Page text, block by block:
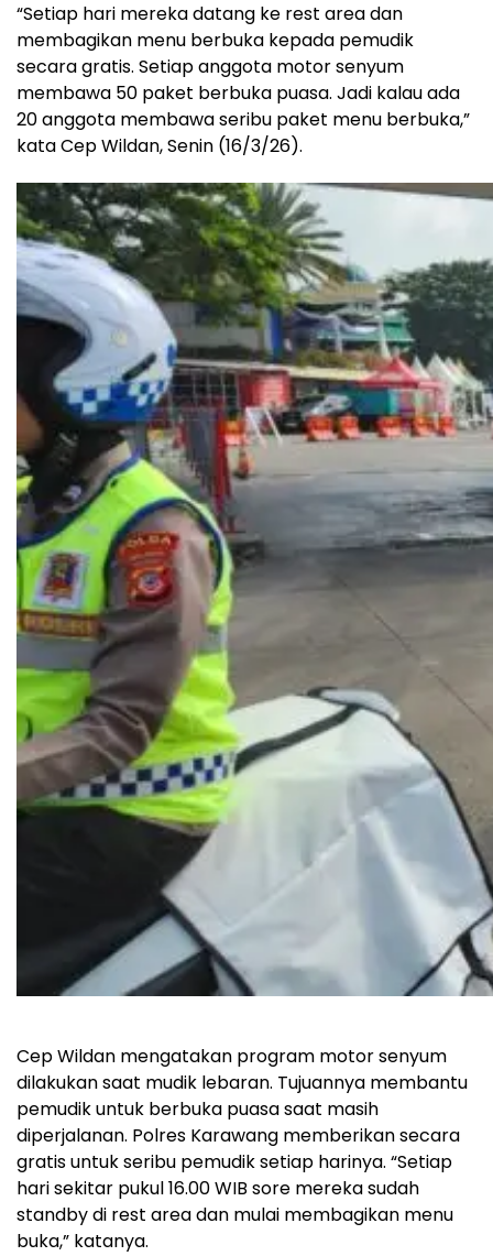
“Setiap hari mereka datang ke rest area dan
membagikan menu berbuka kepada pemudik
secara gratis. Setiap anggota motor senyum
membawa 50 paket berbuka puasa. Jadi kalau ada
20 anggota membawa seribu paket menu berbuka,”
kata Cep Wildan, Senin (16/3/26).
Cep Wildan mengatakan program motor senyum
dilakukan saat mudik lebaran. Tujuannya membantu
pemudik untuk berbuka puasa saat masih
diperjalanan. Polres Karawang memberikan secara
gratis untuk seribu pemudik setiap harinya. “Setiap
hari sekitar pukul 16.00 WIB sore mereka sudah
standby di rest area dan mulai membagikan menu
buka,” katanya.